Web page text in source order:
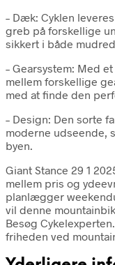
– Dæk: Cyklen
greb på forskellige
sikkert i både
– Gearsystem: Med
mellem forskellige
med at finde den
– Design: Den sorte
moderne udseende,
byen.
Giant Stance 29 1
mellem pris og
planlægger
vil denne
Besøg
friheden ved